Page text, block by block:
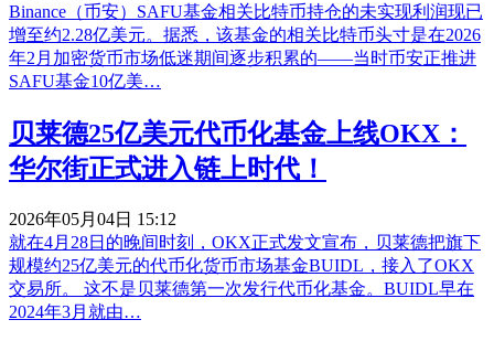
Binance（币安）SAFU基金相关比特币持仓的未实现利润现已
增至约2.28亿美元。据悉，该基金的相关比特币头寸是在2026
年2月加密货币市场低迷期间逐步积累的——当时币安正推进
SAFU基金10亿美…
贝莱德25亿美元代币化基金上线OKX：
华尔街正式进入链上时代！
2026年05月04日 15:12
就在4月28日的晚间时刻，OKX正式发文宣布，贝莱德把旗下
规模约25亿美元的代币化货币市场基金BUIDL，接入了OKX
交易所。 这不是贝莱德第一次发行代币化基金。BUIDL早在
2024年3月就由…